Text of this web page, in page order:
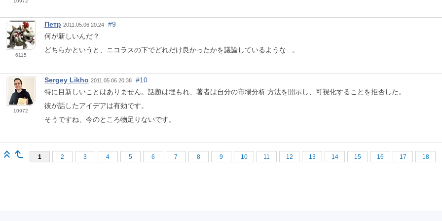
6115
Петр 2011.05.06 20:24
#9
何が新しいんだ？
どちらかというと、ニコラスの下でどれだけ良かったかを議論しているような...。
10972
Sergey Likho 2011.05.06 20:38
#10
特に目新しいことはありません。話題は埋もれ、著者は自分の市場分析 方法を開示し、可視化することを拒否した。
彼が話したアイデアは有効です。
そうですね、今のところ物足りないです。
1 2 3 4 5 6 7 8 9 10 11 12 13 14 15 16 17 18